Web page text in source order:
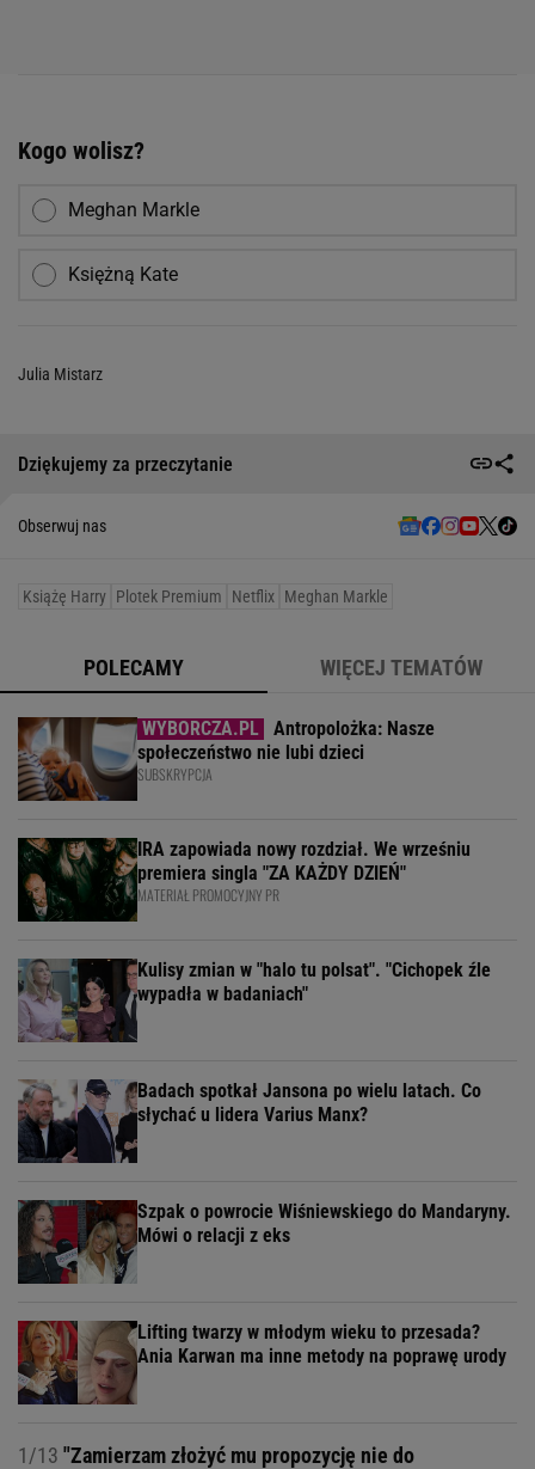
Kogo wolisz?
Meghan Markle
Księżną Kate
Julia Mistarz
Dziękujemy za przeczytanie
Obserwuj nas
Książę Harry Plotek Premium Netflix Meghan Markle
POLECAMY WIĘCEJ TEMATÓW
Antropolożka: Nasze
społeczeństwo nie lubi dzieci
SUBSKRYPCJA
IRA zapowiada nowy rozdział. We wrześniu
premiera singla "ZA KAŻDY DZIEŃ"
MATERIAŁ PROMOCYJNY PR
Kulisy zmian w "halo tu polsat". "Cichopek źle
wypadła w badaniach"
Badach spotkał Jansona po wielu latach. Co
słychać u lidera Varius Manx?
Szpak o powrocie Wiśniewskiego do Mandaryny.
Mówi o relacji z eks
Lifting twarzy w młodym wieku to przesada?
Ania Karwan ma inne metody na poprawę urody
1/13 "Zamierzam złożyć mu propozycję nie do